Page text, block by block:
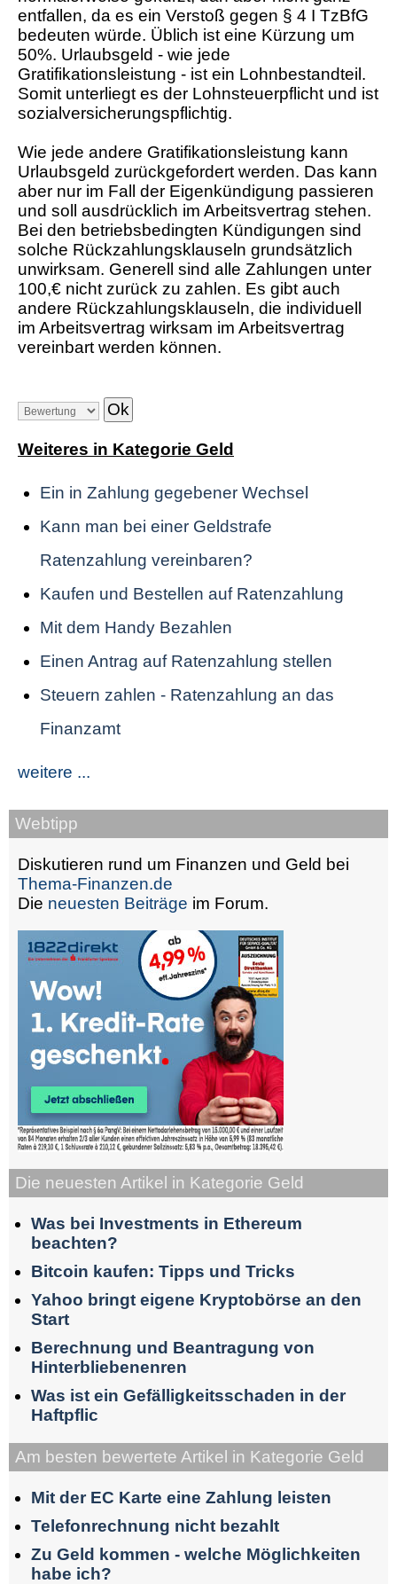
entfallen, da es ein Verstoß gegen § 4 I TzBfG
bedeuten würde. Üblich ist eine Kürzung um
50%. Urlaubsgeld - wie jede
Gratifikationsleistung - ist ein Lohnbestandteil.
Somit unterliegt es der Lohnsteuerpflicht und ist
sozialversicherungspflichtig.
Wie jede andere Gratifikationsleistung kann
Urlaubsgeld zurückgefordert werden. Das kann
aber nur im Fall der Eigenkündigung passieren
und soll ausdrücklich im Arbeitsvertrag stehen.
Bei den betriebsbedingten Kündigungen sind
solche Rückzahlungsklauseln grundsätzlich
unwirksam. Generell sind alle Zahlungen unter
100,€ nicht zurück zu zahlen. Es gibt auch
andere Rückzahlungsklauseln, die individuell
im Arbeitsvertrag wirksam im Arbeitsvertrag
vereinbart werden können.
Weiteres in Kategorie Geld
Ein in Zahlung gegebener Wechsel
Kann man bei einer Geldstrafe
Ratenzahlung vereinbaren?
Kaufen und Bestellen auf Ratenzahlung
Mit dem Handy Bezahlen
Einen Antrag auf Ratenzahlung stellen
Steuern zahlen - Ratenzahlung an das
Finanzamt
weitere ...
Webtipp
Diskutieren rund um Finanzen und Geld bei
Thema-Finanzen.de
Die neuesten Beiträge im Forum.
Die neuesten Artikel in Kategorie Geld
Was bei Investments in Ethereum
beachten?
Bitcoin kaufen: Tipps und Tricks
Yahoo bringt eigene Kryptobörse an den
Start
Berechnung und Beantragung von
Hinterbliebenenren
Was ist ein Gefälligkeitsschaden in der
Haftpflic
Am besten bewertete Artikel in Kategorie Geld
Mit der EC Karte eine Zahlung leisten
Telefonrechnung nicht bezahlt
Zu Geld kommen - welche Möglichkeiten
habe ich?